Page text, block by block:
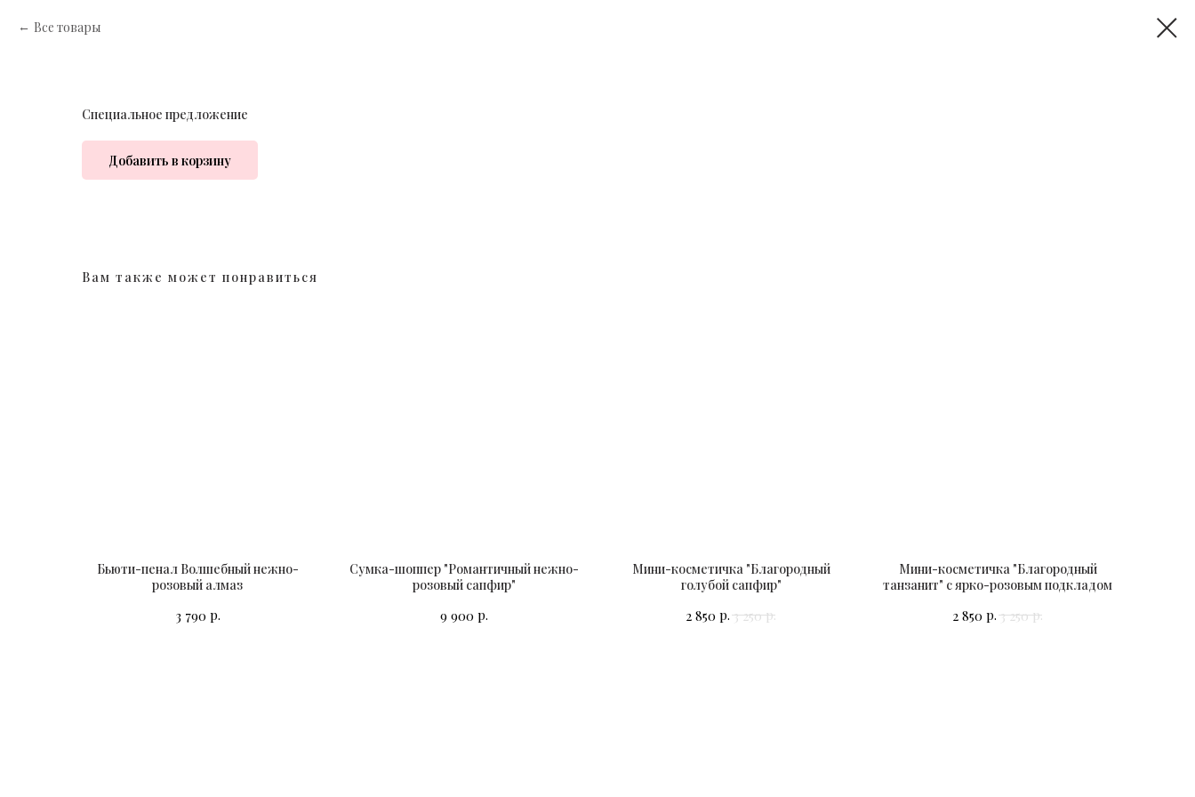
Все товары
Специальное предложение
Добавить в корзину
Вам также может понравиться
Бьюти-пенал Волшебный нежно-
розовый алмаз
3 790 р.
Сумка-шоппер "Романтичный нежно-
розовый сапфир"
9 900 р.
Мини-косметичка "Благородный
голубой сапфир"
2 850 р. 3 250 р.
Мини-косметичка "Благородный
танзанит" с ярко-розовым подкладом
2 850 р. 3 250 р.